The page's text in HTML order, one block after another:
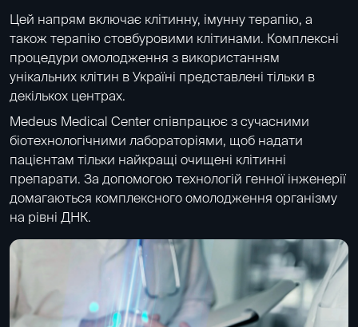
Цей напрям включає клітинну, імунну терапію, а
також терапію стовбуровими клітинами. Комплексні
процедури омолодження з використанням
унікальних клітин в Україні представлені тільки в
декількох центрах.
Medeus Medical Center співпрацює з сучасними
біотехнологічними лабораторіями, щоб надати
пацієнтам тільки найкращі очищені клітинні
препарати. За допомогою технологій генної інженерії
домагаються комплексного омолодження організму
на рівні ДНК.